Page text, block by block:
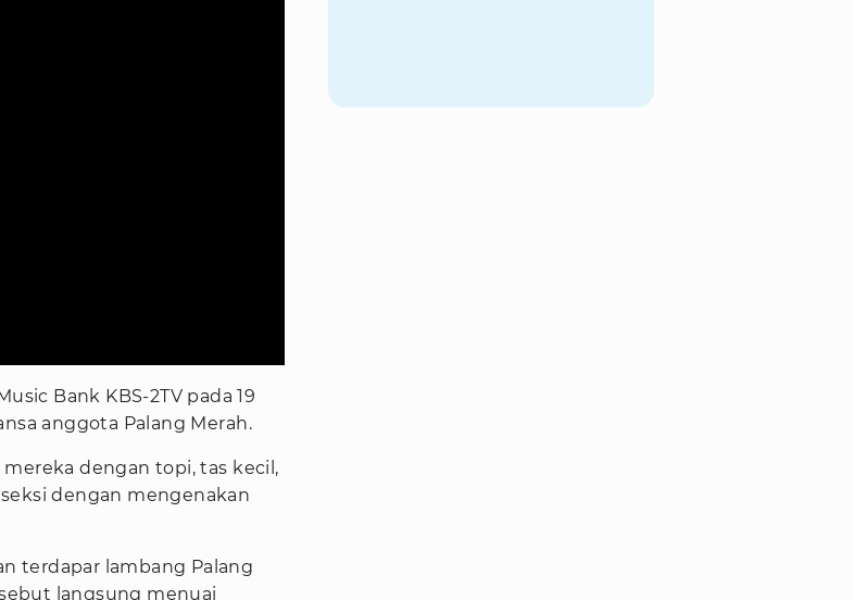
Bank KBS-2TV pada 19
anggota Palang Merah.
dengan topi, tas kecil,
dengan mengenakan
terdapar lambang Palang
langsung menuai